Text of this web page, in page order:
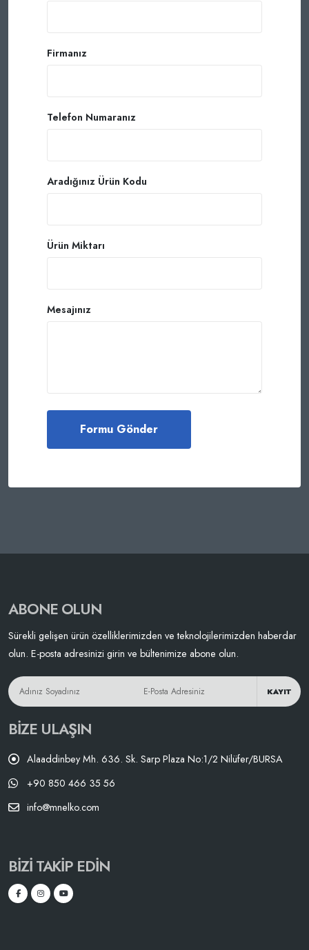
Firmanız
Telefon Numaranız
Aradığınız Ürün Kodu
Ürün Miktarı
Mesajınız
ABONE OLUN
Sürekli gelişen ürün özelliklerimizden ve teknolojilerimizden haberdar
olun. E-posta adresinizi girin ve bültenimize abone olun.
KAYIT
BIZE ULAŞIN
Alaaddinbey Mh. 636. Sk. Sarp Plaza No:1/2 Nilüfer/BURSA
+90 850 466 35 56
info@mnelko.com
BIZI TAKIP EDIN